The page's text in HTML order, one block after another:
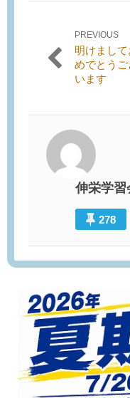
投稿ナビ
PREVIOUS
Previous
post:
明けまして
めでとうご
います
伸栄学習
278